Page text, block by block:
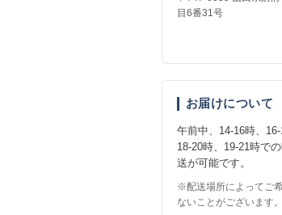
目6番31号
お届けについて
午前中、14-16時、16-
18-20時、19-21時で
送が可能です。
※配送場所によってご
ないことがございます。